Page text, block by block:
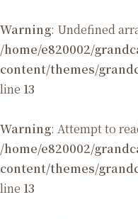
Warning: Undefined
/home/e820002/
content/themes/
line 13
Warning: Attempt to
/home/e820002/
content/themes/
line 13